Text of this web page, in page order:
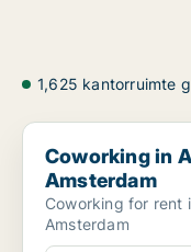
1,625 kantorruimte
Coworking in
Coworking in
Amsterdam
Coworking for rent
Amsterdam